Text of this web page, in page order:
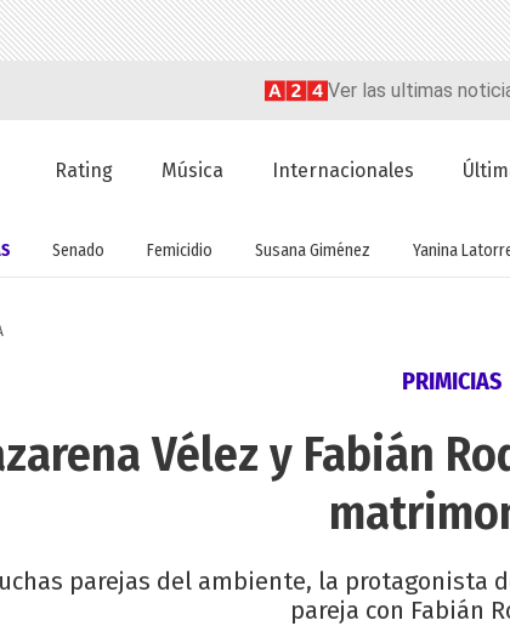
Ver las ultimas
Rating Música Internacionales
Senado Femicidio Susana Giménez Yanina
PRIMICIAS
Vélez y Fabián
parejas del ambiente, la protagonista
pareja con Fabián